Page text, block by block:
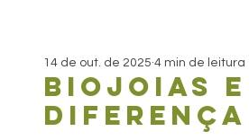
Biojoias
diferença
14 de out. de 2025 4 min de leitura